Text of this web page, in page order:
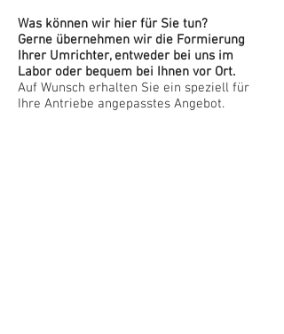
Was können wir hier für Sie tun?
Gerne übernehmen wir die Formierung
Ihrer Umrichter, entweder bei uns im
Labor oder bequem bei Ihnen vor Ort.
Auf Wunsch erhalten Sie ein speziell für
Ihre Antriebe angepasstes Angebot.